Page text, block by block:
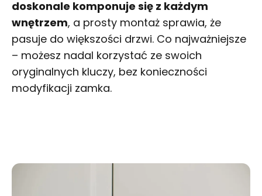
doskonale komponuje się z każdym
wnętrzem, a prosty montaż sprawia, że
pasuje do większości drzwi. Co najważniejsze
– możesz nadal korzystać ze swoich
oryginalnych kluczy, bez konieczności
modyfikacji zamka.